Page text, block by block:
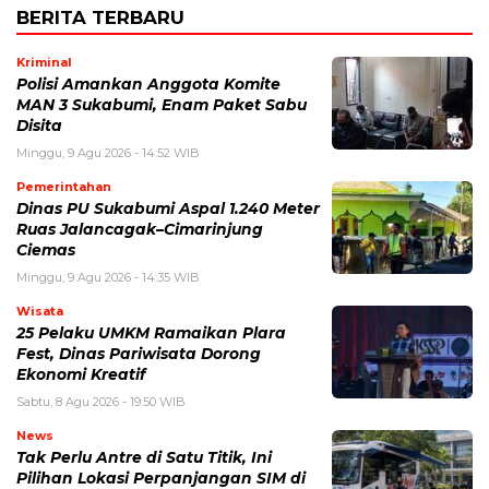
BERITA TERBARU
Kriminal
Polisi Amankan Anggota Komite
MAN 3 Sukabumi, Enam Paket Sabu
Disita
Minggu, 9 Agu 2026 - 14:52 WIB
Pemerintahan
Dinas PU Sukabumi Aspal 1.240 Meter
Ruas Jalancagak–Cimarinjung
Ciemas
Minggu, 9 Agu 2026 - 14:35 WIB
Wisata
25 Pelaku UMKM Ramaikan Plara
Fest, Dinas Pariwisata Dorong
Ekonomi Kreatif
Sabtu, 8 Agu 2026 - 19:50 WIB
News
Tak Perlu Antre di Satu Titik, Ini
Pilihan Lokasi Perpanjangan SIM di